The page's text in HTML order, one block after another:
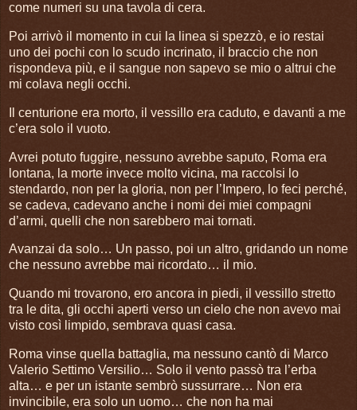
come numeri su una tavola di cera.
Poi arrivò il momento in cui la linea si spezzò, e io restai
uno dei pochi con lo scudo incrinato, il braccio che non
rispondeva più, e il sangue non sapevo se mio o altrui che
mi colava negli occhi.
Il centurione era morto, il vessillo era caduto, e davanti a me
c’era solo il vuoto.
Avrei potuto fuggire, nessuno avrebbe saputo, Roma era
lontana, la morte invece molto vicina, ma raccolsi lo
stendardo, non per la gloria, non per l’Impero, lo feci perché,
se cadeva, cadevano anche i nomi dei miei compagni
d’armi, quelli che non sarebbero mai tornati.
Avanzai da solo… Un passo, poi un altro, gridando un nome
che nessuno avrebbe mai ricordato… il mio.
Quando mi trovarono, ero ancora in piedi, il vessillo stretto
tra le dita, gli occhi aperti verso un cielo che non avevo mai
visto così limpido, sembrava quasi casa.
Roma vinse quella battaglia, ma nessuno cantò di Marco
Valerio Settimo Versilio… Solo il vento passò tra l’erba
alta… e per un istante sembrò sussurrare… Non era
invincibile, era solo un uomo… che non ha mai